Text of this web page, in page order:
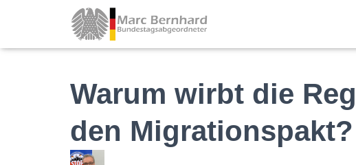
Warum wirbt die
den Migrationspakt?